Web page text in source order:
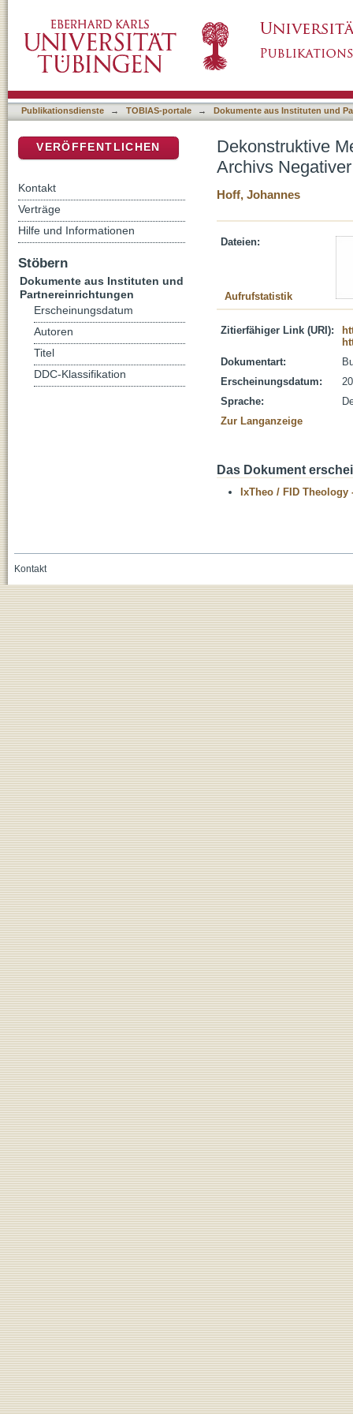
"nach" Derrida
Publikationsdienste → TOBIAS-portale → Dokumente aus Instituten und
Dekonstruktive
Archivs
Hoff, Johannes
Dateien:
Aufrufstatistik
Zitierfähiger Link (URI):
Dokumentart:
Erscheinungsdatum:
Sprache:
Zur Langanzeige
Das Dokument
IxTheo / FID Theology
VERÖFFENTLICHEN
Kontakt
Verträge
Hilfe und Informationen
Stöbern
Dokumente aus Instituten und
Partnereinrichtungen
Erscheinungsdatum
Autoren
Titel
DDC-Klassifikation
Kontakt